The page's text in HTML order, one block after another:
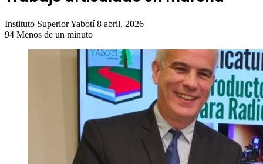
Instituto Superior Yabotí Send
8 abril, 2026
94 Menos de un minuto